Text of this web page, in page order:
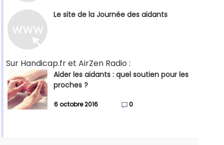
Le site de la Journée des aidants
Sur Handicap.fr et AirZen Radio :
Aider les aidants : quel soutien pour les
proches ?
6 octobre 2016 0